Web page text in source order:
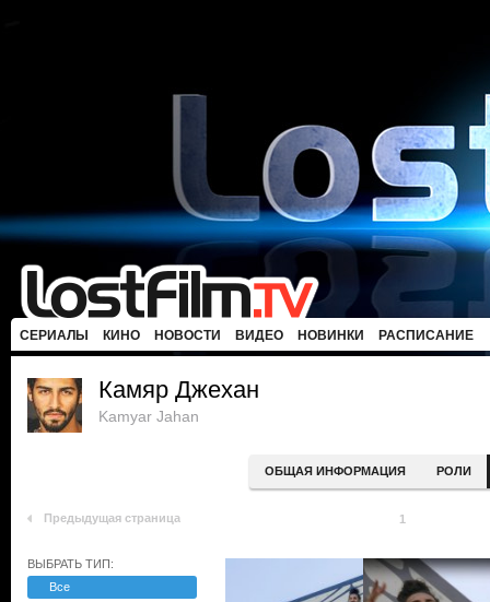
СЕРИАЛЫ КИНО НОВОСТИ ВИДЕО НОВИНКИ РАСПИСАНИЕ
Камяр Джехан
Kamyar Jahan
ОБЩАЯ ИНФОРМАЦИЯ РОЛИ
Предыдущая страница 1
ВЫБРАТЬ ТИП:
Все